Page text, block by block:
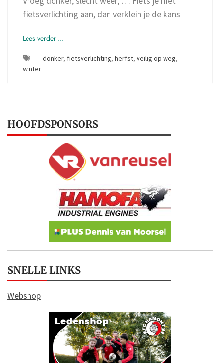
fietsverlichting aan, dan verklein je de kans
Lees verder ...
donker, fietsverlichting, herfst, veilig op weg,
winter
HOOFDSPONSORS
SNELLE LINKS
Webshop